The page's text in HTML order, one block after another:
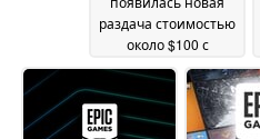
раздача стоимостью
около $100 с
бесплатными
играми и
внутриигровыми
предметами25 July